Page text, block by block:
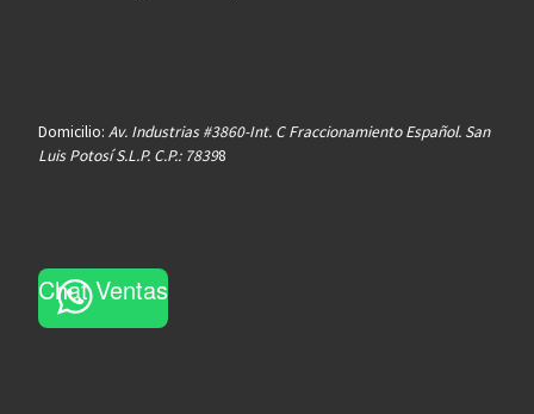
Domicilio: Av. Industrias #3860-Int. C Fraccionamiento Español. San
Luis Potosí S.L.P. C.P.: 78398
Chat Ventas